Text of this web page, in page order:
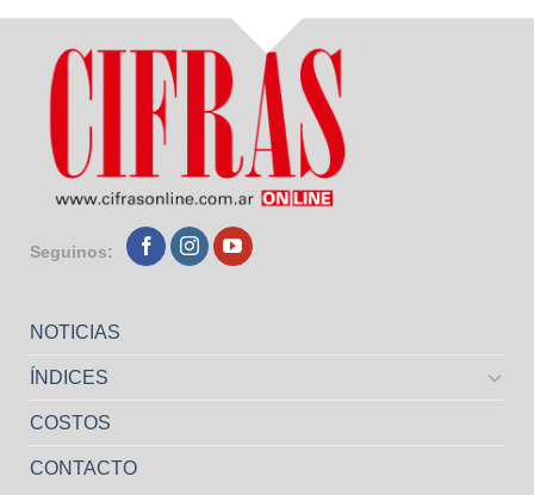
Seguinos:
NOTICIAS
ÍNDICES
COSTOS
CONTACTO